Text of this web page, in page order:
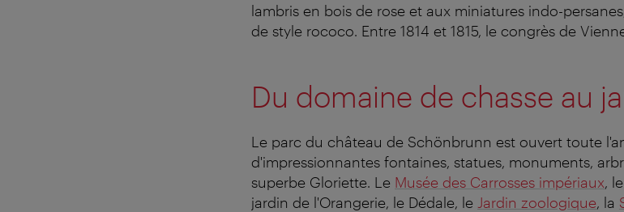
lambris en bois de rose et aux miniatures indo-
de style rococo. Entre 1814 et 1815, le congrès de
Du domaine de chasse au
Le parc du château de Schönbrunn est ouvert toute
d'impressionnantes fontaines, statues, monuments,
superbe Gloriette. Le Musée des Carrosses impériaux,
jardin de l'Orangerie, le Dédale, le Jardin zoologique, la